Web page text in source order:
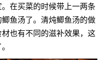
在买菜的时候带上一两条
鱼汤了。清炖鲫鱼汤的做
也有不同的滋补效果，这